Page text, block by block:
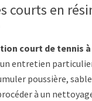
courts en
court de tennis à
entretien particulier.
poussière,
à un